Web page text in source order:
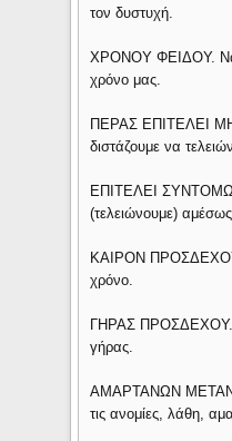
τον δυστυχή.
ΧΡΟΝΟΥ ΦΕΙΔΟΥ. Να
χρόνο μας.
ΠΕΡΑΣ ΕΠΙΤΕΛΕΙ
διστάζουμε να
ΕΠΙΤΕΛΕΙ
(τελειώνουμε)
ΚΑΙΡΟΝ
χρόνο.
ΓΗΡΑΣ ΠΡΟΣΔΕΧΟΥ.
γήρας.
ΑΜΑΡΤΑΝΩΝ
τις ανομίες, λάθη,